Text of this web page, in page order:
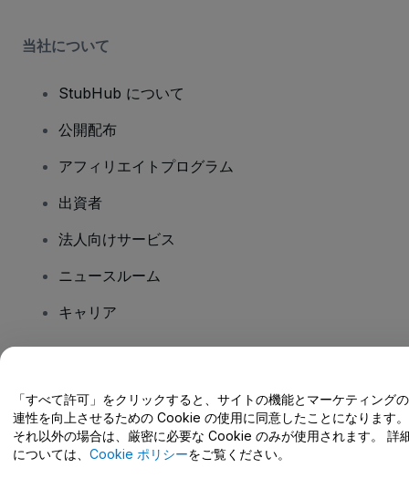
当社について
StubHub について
公開配布
アフィリエイトプログラム
出資者
法人向けサービス
ニュースルーム
キャリア
ヘルプセンター / こちらまでご連絡下さい
「すべて許可」をクリックすると、サイトの機能とマーケティング
連性を向上させるための Cookie の使用に同意したことになります。
それ以外の場合は、厳密に必要な Cookie のみが使用されます。 詳
については、 Cookie ポリシーをご覧ください。